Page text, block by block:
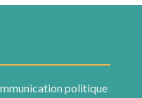
politique